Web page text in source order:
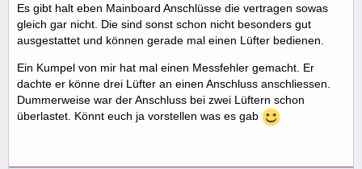
Es gibt halt eben Mainboard Anschlüsse die vertragen sowas
gleich gar nicht. Die sind sonst schon nicht besonders gut
ausgestattet und können gerade mal einen Lüfter bedienen.
Ein Kumpel von mir hat mal einen Messfehler gemacht. Er
dachte er könne drei Lüfter an einen Anschluss anschliessen.
Dummerweise war der Anschluss bei zwei Lüftern schon
überlastet. Könnt euch ja vorstellen was es gab